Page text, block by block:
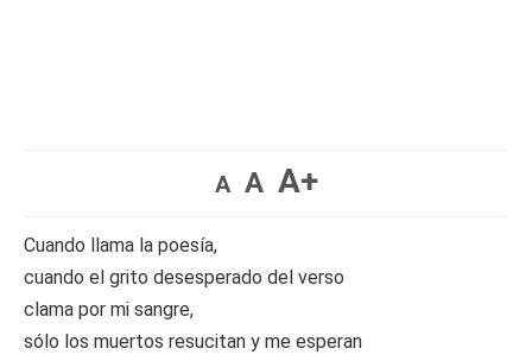
A A A+
Cuando llama la poesía,
cuando el grito desesperado del verso
clama por mi sangre,
sólo los muertos resucitan y me esperan